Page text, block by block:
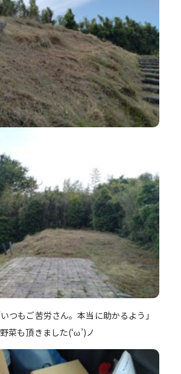
つもご苦労さん。本当に助かるよう」
菜も頂きました(‘ω’)ノ